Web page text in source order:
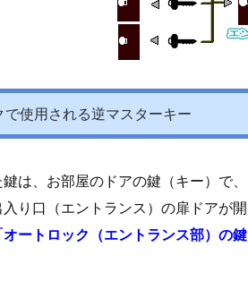
使用される逆マスターキー
は、お部屋のドアの鍵（キー）で
り口（エントランス）の扉ドアが
オートロック（エントランス部）の